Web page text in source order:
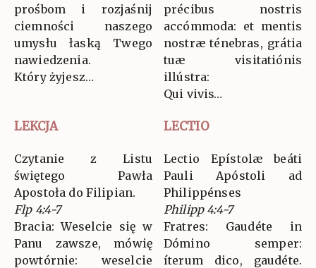
prośbom i rozjaśnij
ciemności naszego
umysłu łaską Twego
nawiedzenia.
Który żyjesz…
précibus nostris
accómmoda: et mentis
nostræ ténebras, grátia
tuæ visitatiónis
illústra:
Qui vivis…
LEKCJA LECTIO
Czytanie z Listu
świętego Pawła
Apostoła do Filipian.
Flp 4:4-7
Bracia: Weselcie się w
Panu zawsze, mówię
powtórnie: weselcie
Lectio Epístolæ beáti
Pauli Apóstoli ad
Philippénses
Philipp 4:4-7
Fratres: Gaudéte in
Dómino semper:
íterum dico, gaudéte.